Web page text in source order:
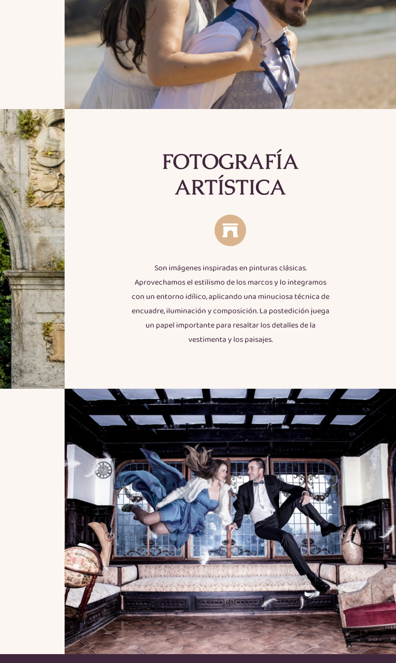
FOTOGRAFÍA
ARTÍSTICA
Son imágenes inspiradas en pinturas clásicas.
Aprovechamos el estilismo de los marcos y lo integramos
con un entorno idílico, aplicando una minuciosa técnica de
encuadre, iluminación y composición. La postedición juega
un papel importante para resaltar los detalles de la
vestimenta y los paisajes.